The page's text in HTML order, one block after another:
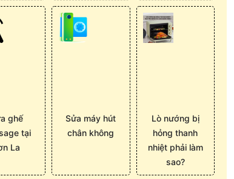
ghế
tại
La
Sửa máy hút
chân không
Lò nướng bị
hỏng thanh
nhiệt phải làm
sao?